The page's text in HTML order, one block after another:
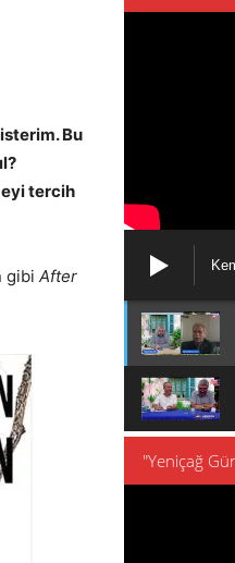
Bu
tercih
gibi After
"Yeniçağ